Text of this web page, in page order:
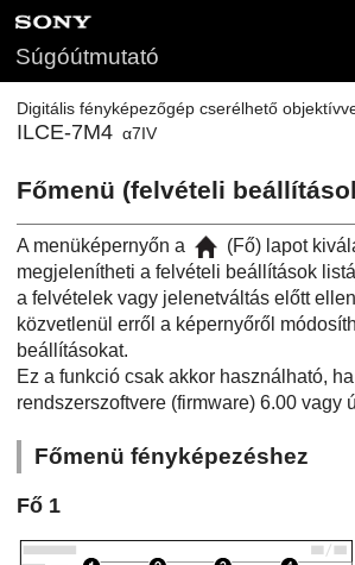
Súgóútmutató
Digitális fényképezőgép cserélhető
ILCE-7M4 α7IV
Főmenü (felvételi
A menüképernyőn a
(Fő) lapot
megjelenítheti a felvételi beállítások
a felvételek vagy jelenetváltás előtt
közvetlenül erről a képernyőről
beállításokat.
Ez a funkció csak akkor használható,
rendszerszoftvere (firmware) 6.00 vagy
Főmenü fényképezéshez
Fő 1